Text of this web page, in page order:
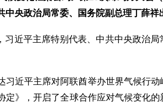
央政治局常委、国务院副总理丁薛
习近平主席特别代表、中共中央政治
习近平主席对阿联酋举办世界气候行
定》，开启了全球合作应对气候变化